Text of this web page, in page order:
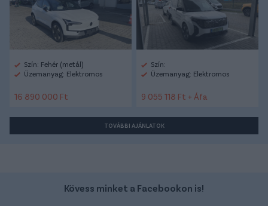
Szín: Fehér (metál)
Üzemanyag: Elektromos
16 890 000 Ft
Szín:
Üzemanyag: Elektromos
9 055 118 Ft + Áfa
TOVÁBBI AJÁNLATOK
Kövess minket a Facebookon is!